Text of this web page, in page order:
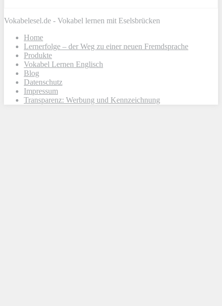
Vokabelesel.de - Vokabel lernen mit Eselsbrücken
Home
Lernerfolge – der Weg zu einer neuen Fremdsprache
Produkte
Vokabel Lernen Englisch
Blog
Datenschutz
Impressum
Transparenz: Werbung und Kennzeichnung